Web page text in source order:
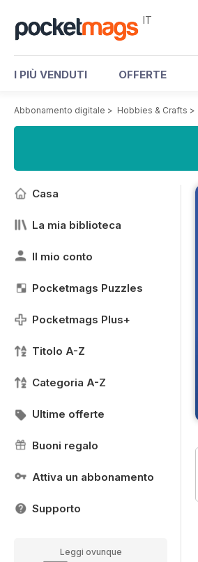
IT
I PIÙ VENDUTI OFFERTE
Abbonamento digitale > Hobbies & Crafts >
Casa
La mia biblioteca
Il mio conto
Pocketmags Puzzles
Pocketmags Plus+
Titolo A-Z
Categoria A-Z
Ultime offerte
Buoni regalo
Attiva un abbonamento
Supporto
Leggi ovunque